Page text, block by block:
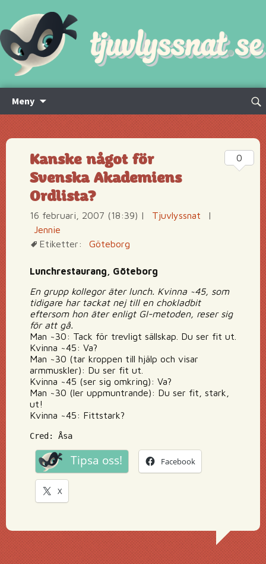
Meny
innehåll
Sök
Kanske något för
Svenska Akademiens
Ordlista?
16 februari, 2007 (18:39) | Tjuvlyssnat
|
Jennie
Etiketter:
Göteborg
Lunchrestaurang, Göteborg
En grupp kollegor äter lunch. Kvinna ~45, som
tidigare har tackat nej till en chokladbit
eftersom hon äter enligt GI-metoden, reser sig
för att gå.
Man ~30: Tack för trevligt sällskap. Du ser fit ut.
Kvinna ~45: Va?
Man ~30 (tar kroppen till hjälp och visar
armmuskler): Du ser fit ut.
Kvinna ~45 (ser sig omkring): Va?
Man ~30 (ler uppmuntrande): Du ser fit, stark,
ut!
Kvinna ~45: Fittstark?
Cred: Åsa
Tipsa oss! Facebook
X
0